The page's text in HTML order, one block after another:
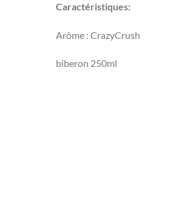
Caractéristiques:
Arôme : CrazyCrush
biberon 250ml